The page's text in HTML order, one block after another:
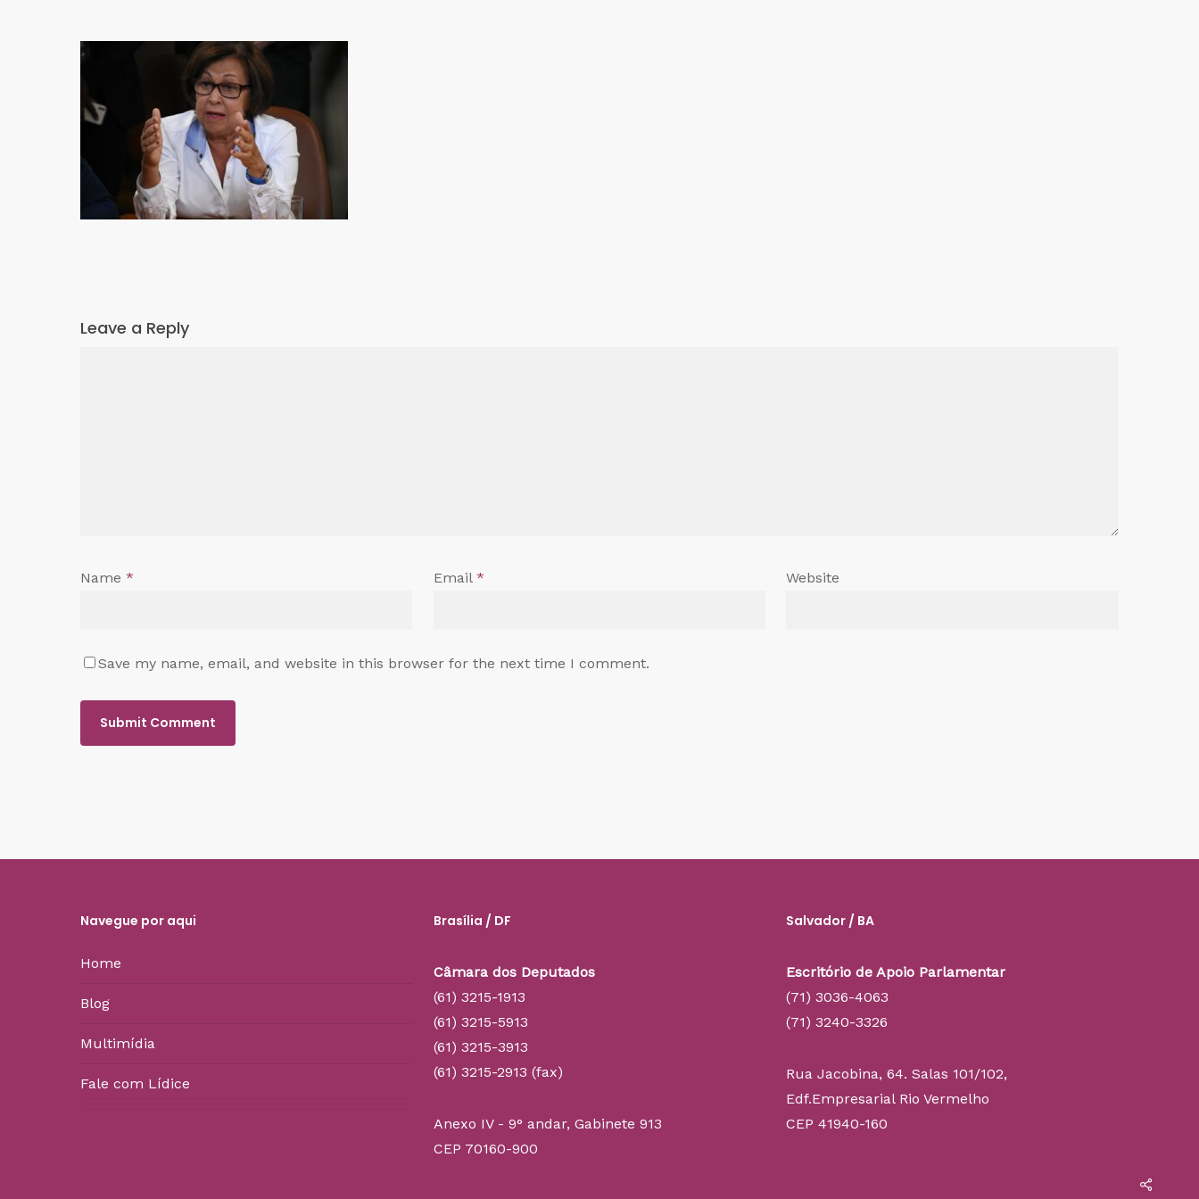
Leave a Reply
Name * Email * Website
Save my name, email, and website in this browser for the next time I comment.
Navegue por aqui
Home
Blog
Multimídia
Fale com Lídice
Brasília / DF
Câmara dos Deputados
(61) 3215-1913
(61) 3215-5913
(61) 3215-3913
(61) 3215-2913 (fax)
Anexo IV - 9° andar, Gabinete 913
CEP 70160-900
Salvador / BA
Escritório de Apoio Parlamentar
(71) 3036-4063
(71) 3240-3326
Rua Jacobina, 64. Salas 101/102,
Edf.Empresarial Rio Vermelho
CEP 41940-160